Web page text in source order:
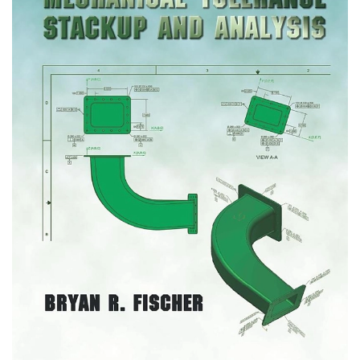
Advantage Approach,
Concepts and Cases
16th: 704 pages
Language : English
Author :Fred David,
Forest David, Meredith
David